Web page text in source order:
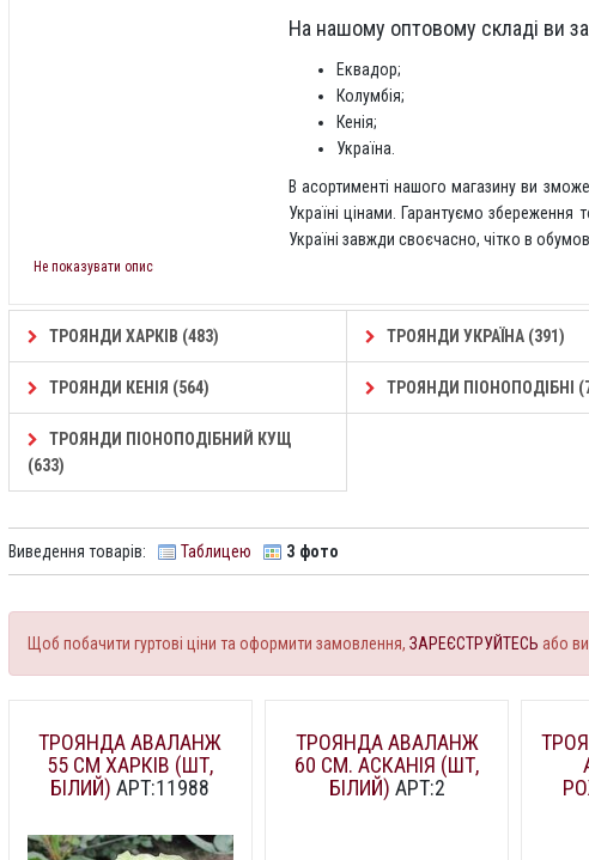
На нашому оптовому складі ви
Еквадор;
Колумбія;
Кенія;
Україна.
В асортименті нашого магазину ви
Україні цінами. Гарантуємо збереження
Україні завжди своєчасно, чітко в
Не показувати опис
ТРОЯНДИ ХАРКІВ (483) ТРОЯНДИ УКРАЇНА (391)
ТРОЯНДИ КЕНІЯ (564) ТРОЯНДИ ПІОНОПОДІБНІ
ТРОЯНДИ ПІОНОПОДІБНИЙ КУЩ
(633)
Виведення товарів: Таблицею З фото
Щоб побачити гуртові ціни та оформити замовлення, ЗАРЕЄСТРУЙТЕСЬ або
ТРОЯНДА АВАЛАНЖ
55 СМ ХАРКІВ (ШТ,
БІЛИЙ) АРТ:11988
ТРОЯНДА АВАЛАНЖ
60 СМ. АСКАНІЯ (ШТ,
БІЛИЙ) АРТ:2